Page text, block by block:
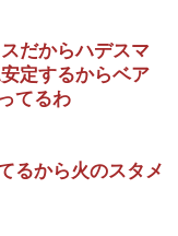
だからハデスマ
定するからベア
てるわ
るから火のスタメ